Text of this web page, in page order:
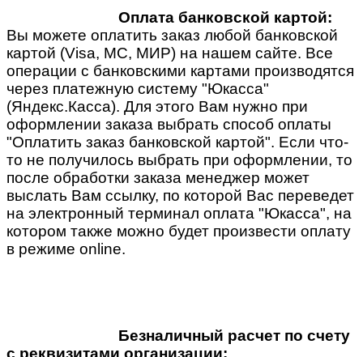
Оплата банковской картой:
Вы можете оплатить заказ любой банковской
картой (Visa, MC, МИР) на нашем сайте. Все
операции с банковскими картами производятся
через платежную систему "Юкасса"
(Яндекс.Касса). Для этого Вам нужно при
оформлении заказа выбрать способ оплаты
"Оплатить заказ банковской картой". Если что-
то не получилось выбрать при оформлении, то
после обработки заказа менеджер может
выслать Вам ссылку, по которой Вас переведет
на электронный терминал оплата "Юкасса", на
котором также можно будет произвести оплату
в режиме online.
Безналичный расчет по счету
с реквизитами организации: